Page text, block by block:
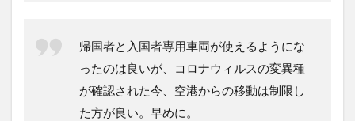
帰国者と入国者専用車両が使えるようにな
ったのは良いが、コロナウィルスの変異種
が確認された今、空港からの移動は制限し
た方が良い。早めに。